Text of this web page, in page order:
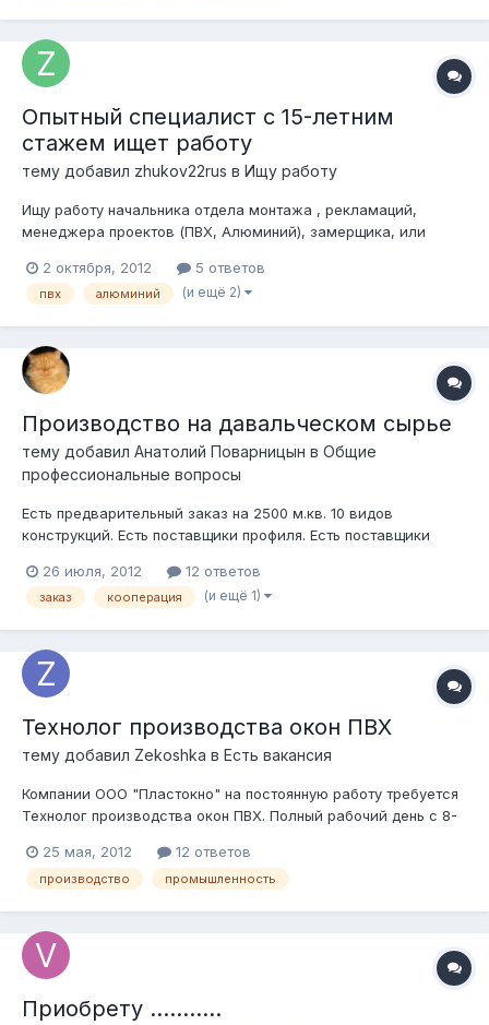
Опытный специалист с 15-летним
стажем ищет работу
тему добавил zhukov22rus в Ищу работу
Ищу работу начальника отдела монтажа , рекламаций,
менеджера проектов (ПВХ, Алюминий), замерщика, или
и эксплуатация зданий и сооружений. Техник-строитель,
технолог. с 1997 года работал монтажником, потом -
2 октября, 2012 5 ответов
пвх алюминий (и ещё 2)
Производство на давальческом сырье
тему добавил Анатолий Поварницын в Общие
профессиональные вопросы
Есть предварительный заказ на 2500 м.кв. 10 видов
конструкций. Есть поставщики профиля. Есть поставщики
для ламинирования. Свое производство ставить не хочу.
Нужен производитель окон кому нужен объем работы.
26 июля, 2012 12 ответов
заказ кооперация (и ещё 1)
Технолог производства окон ПВХ
тему добавил Zekoshka в Есть вакансия
Компании ООО "Пластокно" на постоянную работу требуется
Технолог производства окон ПВХ. Полный рабочий день с 8-
заказов, поступающих на производство; подготовка рабочей
документации; контроль технологического процесса,
25 мая, 2012 12 ответов
производство промышленность
Приобрету ...........